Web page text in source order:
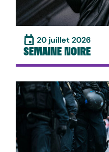
20 juillet 2026
SEMAINE NOIRE